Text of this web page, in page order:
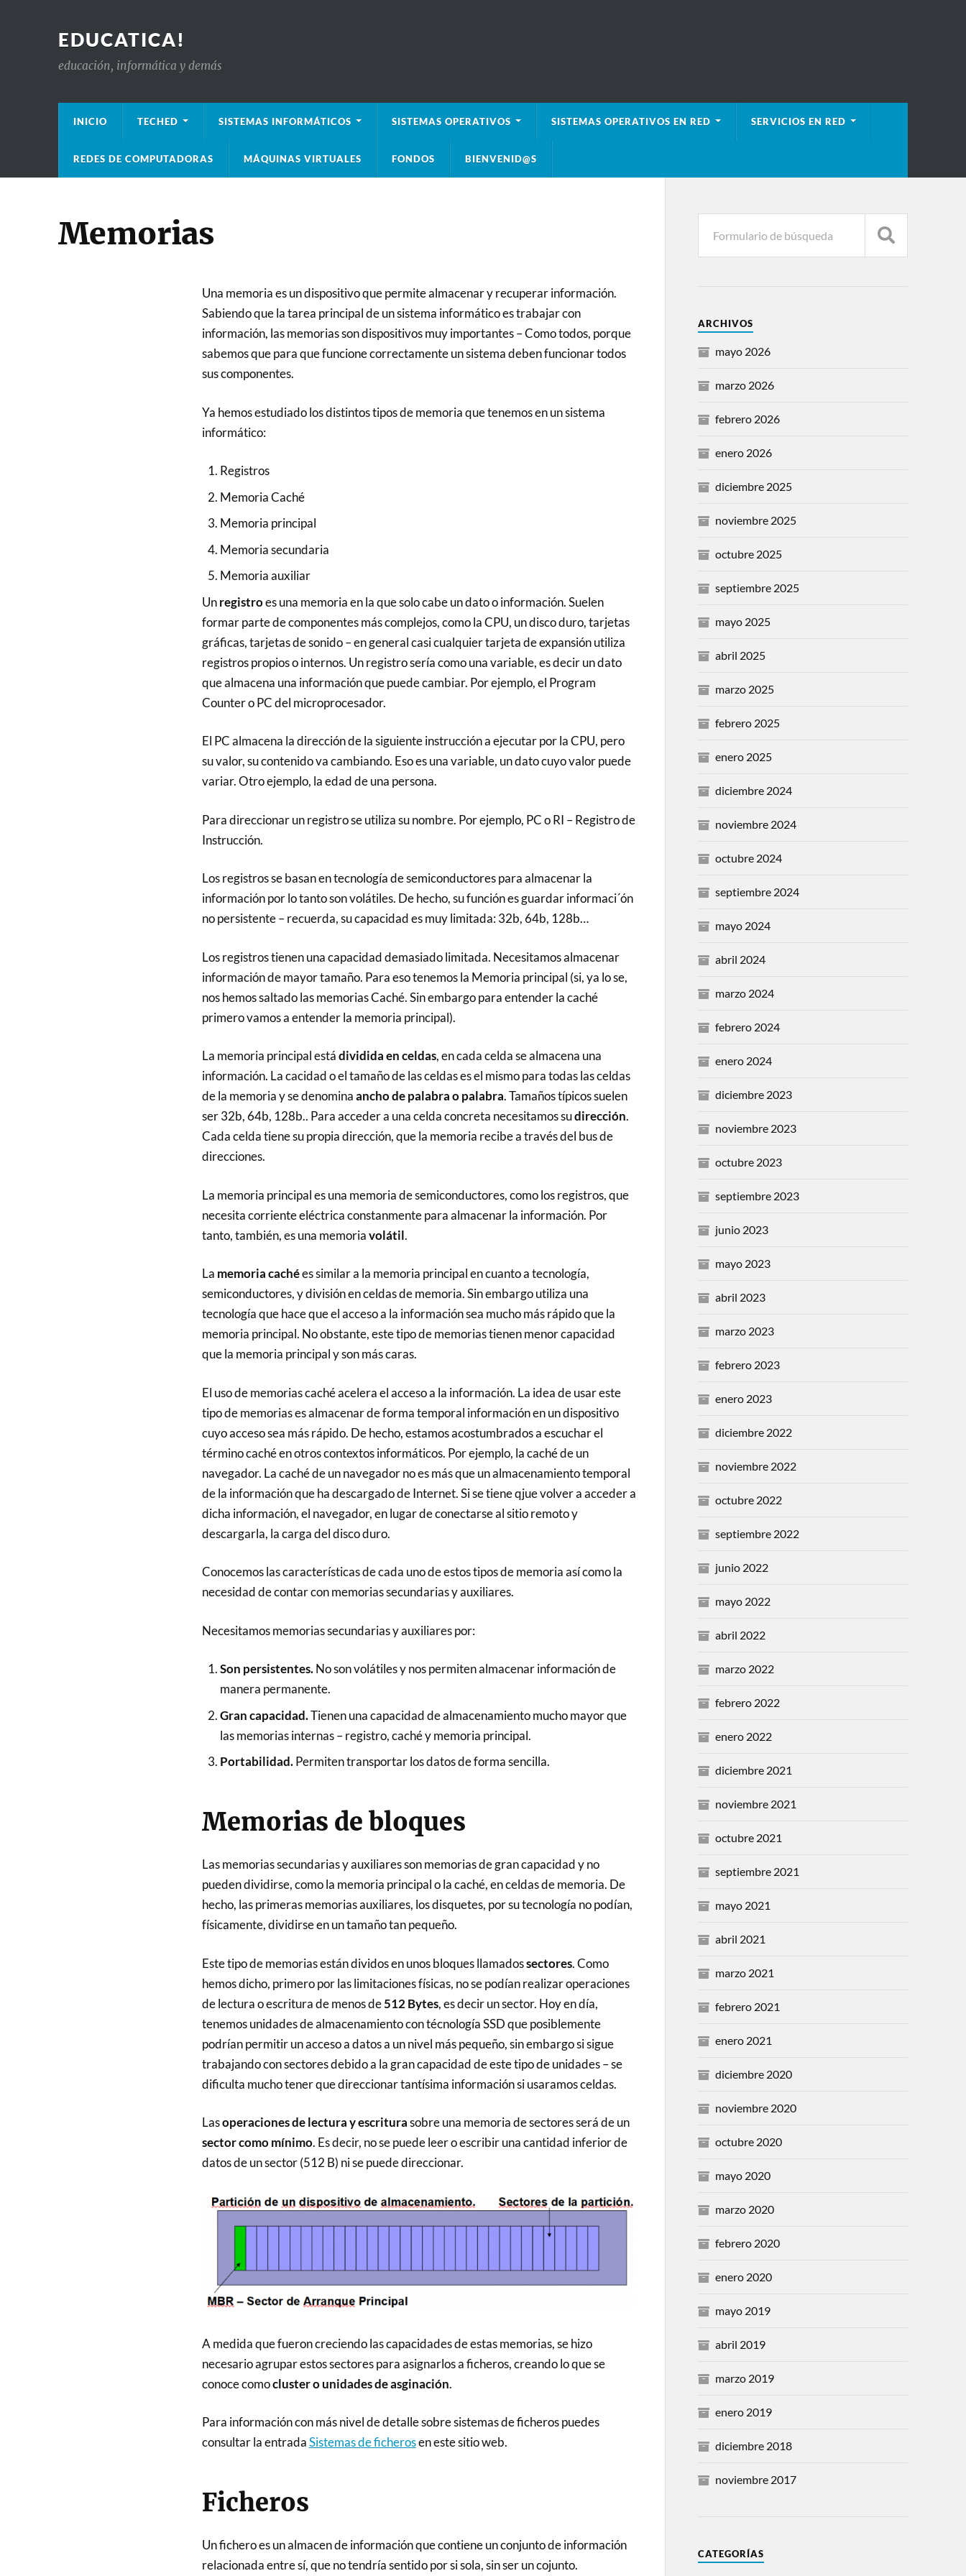
EDUCATICA!
educación, informática y demás
INICIO TECHED SISTEMAS INFORMÁTICOS SISTEMAS OPERATIVOS SISTEMAS OPERATIVOS EN RED SERVICIOS EN RED
REDES DE COMPUTADORAS MÁQUINAS VIRTUALES FONDOS BIENVENID@S
Memorias
Una memoria es un dispositivo que permite almacenar y recuperar información.
Sabiendo que la tarea principal de un sistema informático es trabajar con
información, las memorias son dispositivos muy importantes – Como todos, porque
sabemos que para que funcione correctamente un sistema deben funcionar todos
sus componentes.
Ya hemos estudiado los distintos tipos de memoria que tenemos en un sistema
informático:
Registros
Memoria Caché
Memoria principal
Memoria secundaria
Memoria auxiliar
Unregistroes una memoria en la que solo cabe un dato o información. Suelen
formar parte de componentes más complejos, como la CPU, un disco duro, tarjetas
gráficas, tarjetas de sonido – en general casi cualquier tarjeta de expansión utiliza
registros propios o internos. Un registro sería como una variable, es decir un dato
que almacena una información que puede cambiar. Por ejemplo, el Program
Counter o PC del microprocesador.
El PC almacena la dirección de la siguiente instrucción a ejecutar por la CPU, pero
su valor, su contenido va cambiando. Eso es una variable, un dato cuyo valor puede
variar. Otro ejemplo, la edad de una persona.
Para direccionar un registro se utiliza su nombre. Por ejemplo, PC o RI – Registro de
Instrucción.
Los registros se basan en tecnología de semiconductores para almacenar la
información por lo tanto son volátiles. De hecho, su función es guardar informaci´ón
no persistente – recuerda, su capacidad es muy limitada: 32b, 64b, 128b…
Los registros tienen una capacidad demasiado limitada. Necesitamos almacenar
información de mayor tamaño. Para eso tenemos la Memoria principal (si, ya lo se,
nos hemos saltado las memorias Caché. Sin embargo para entender la caché
primero vamos a entender la memoria principal).
La memoria principal estádividida en celdas, en cada celda se almacena una
información. La cacidad o el tamaño de las celdas es el mismo para todas las celdas
de la memoria y se denominaancho de palabra o palabra. Tamaños típicos suelen
ser 32b, 64b, 128b.. Para acceder a una celda concreta necesitamos sudirección.
Cada celda tiene su propia dirección, que la memoria recibe a través del bus de
direcciones.
La memoria principal es una memoria de semiconductores, como los registros, que
necesita corriente eléctrica constanmente para almacenar la información. Por
tanto, también, es una memoriavolátil.
La memoria cachées similar a la memoria principal en cuanto a tecnología,
semiconductores, y división en celdas de memoria. Sin embargo utiliza una
tecnología que hace que el acceso a la información sea mucho más rápido que la
memoria principal. No obstante, este tipo de memorias tienen menor capacidad
que la memoria principal y son más caras.
El uso de memorias caché acelera el acceso a la información. La idea de usar este
tipo de memorias es almacenar de forma temporal información en un dispositivo
cuyo acceso sea más rápido. De hecho, estamos acostumbrados a escuchar el
término caché en otros contextos informáticos. Por ejemplo, la caché de un
navegador. La caché de un navegador no es más que un almacenamiento temporal
de la información que ha descargado de Internet. Si se tiene qjue volver a acceder a
dicha información, el navegador, en lugar de conectarse al sitio remoto y
descargarla, la carga del disco duro.
Conocemos las características de cada uno de estos tipos de memoria así como la
necesidad de contar con memorias secundarias y auxiliares.
Necesitamos memorias secundarias y auxiliares por:
Son persistentes.No son volátiles y nos permiten almacenar información de
manera permanente.
Gran capacidad.Tienen una capacidad de almacenamiento mucho mayor que
las memorias internas – registro, caché y memoria principal.
Portabilidad.Permiten transportar los datos de forma sencilla.
Memorias de bloques
Las memorias secundarias y auxiliares son memorias de gran capacidad y no
pueden dividirse, como la memoria principal o la caché, en celdas de memoria. De
hecho, las primeras memorias auxiliares, los disquetes, por su tecnología no podían,
físicamente, dividirse en un tamaño tan pequeño.
Este tipo de memorias están dividos en unos bloques llamadossectores. Como
hemos dicho, primero por las limitaciones físicas, no se podían realizar operaciones
de lectura o escritura de menos de512 Bytes, es decir un sector. Hoy en día,
tenemos unidades de almacenamiento con técnología SSD que posiblemente
podrían permitir un acceso a datos a un nivel más pequeño, sin embargo si sigue
trabajando con sectores debido a la gran capacidad de este tipo de unidades – se
dificulta mucho tener que direccionar tantísima información si usaramos celdas.
Lasoperaciones de lectura y escriturasobre una memoria de sectores será de un
sector como mínimo. Es decir, no se puede leer o escribir una cantidad inferior de
datos de un sector (512 B) ni se puede direccionar.
A medida que fueron creciendo las capacidades de estas memorias, se hizo
necesario agrupar estos sectores para asignarlos a ficheros, creando lo que se
conoce comocluster o unidades de asginación.
Para información con más nivel de detalle sobre sistemas de ficheros puedes
consultar la entradaSistemas de ficherosen este sitio web.
Ficheros
Un fichero es un almacen de información que contiene un conjunto de información
relacionada entre sí, que no tendría sentido por si sola, sin ser un cojunto.
ARCHIVOS
mayo 2026
marzo 2026
febrero 2026
enero 2026
diciembre 2025
noviembre 2025
octubre 2025
septiembre 2025
mayo 2025
abril 2025
marzo 2025
febrero 2025
enero 2025
diciembre 2024
noviembre 2024
octubre 2024
septiembre 2024
mayo 2024
abril 2024
marzo 2024
febrero 2024
enero 2024
diciembre 2023
noviembre 2023
octubre 2023
septiembre 2023
junio 2023
mayo 2023
abril 2023
marzo 2023
febrero 2023
enero 2023
diciembre 2022
noviembre 2022
octubre 2022
septiembre 2022
junio 2022
mayo 2022
abril 2022
marzo 2022
febrero 2022
enero 2022
diciembre 2021
noviembre 2021
octubre 2021
septiembre 2021
mayo 2021
abril 2021
marzo 2021
febrero 2021
enero 2021
diciembre 2020
noviembre 2020
octubre 2020
mayo 2020
marzo 2020
febrero 2020
enero 2020
mayo 2019
abril 2019
marzo 2019
enero 2019
diciembre 2018
noviembre 2017
CATEGORÍAS